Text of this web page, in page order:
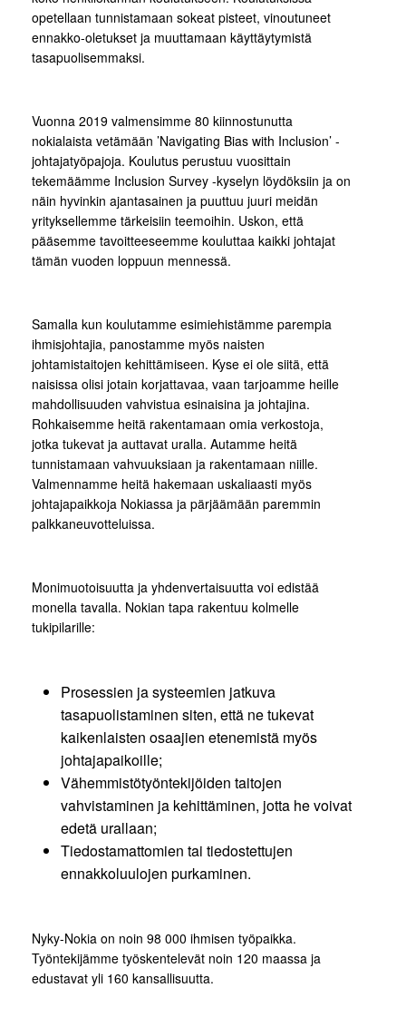
opetellaan tunnistamaan sokeat pisteet, vinoutuneet
ennakko-oletukset ja muuttamaan käyttäytymistä
tasapuolisemmaksi.
Vuonna 2019 valmensimme 80 kiinnostunutta
nokialaista vetämään ’Navigating Bias with Inclusion’ -
johtajatyöpajoja. Koulutus perustuu vuosittain
tekemäämme Inclusion Survey -kyselyn löydöksiin ja on
näin hyvinkin ajantasainen ja puuttuu juuri meidän
yrityksellemme tärkeisiin teemoihin. Uskon, että
pääsemme tavoitteeseemme kouluttaa kaikki johtajat
tämän vuoden loppuun mennessä.
Samalla kun koulutamme esimiehistämme parempia
ihmisjohtajia, panostamme myös naisten
johtamistaitojen kehittämiseen. Kyse ei ole siitä, että
naisissa olisi jotain korjattavaa, vaan tarjoamme heille
mahdollisuuden vahvistua esinaisina ja johtajina.
Rohkaisemme heitä rakentamaan omia verkostoja,
jotka tukevat ja auttavat uralla. Autamme heitä
tunnistamaan vahvuuksiaan ja rakentamaan niille.
Valmennamme heitä hakemaan uskaliaasti myös
johtajapaikkoja Nokiassa ja pärjäämään paremmin
palkkaneuvotteluissa.
Monimuotoisuutta ja yhdenvertaisuutta voi edistää
monella tavalla. Nokian tapa rakentuu kolmelle
tukipilarille:
Prosessien ja systeemien jatkuva
tasapuolistaminen siten, että ne tukevat
kaikenlaisten osaajien etenemistä myös
johtajapaikoille;
Vähemmistötyöntekijöiden taitojen
vahvistaminen ja kehittäminen, jotta he voivat
edetä urallaan;
Tiedostamattomien tai tiedostettujen
ennakkoluulojen purkaminen.
Nyky-Nokia on noin 98 000 ihmisen työpaikka.
Työntekijämme työskentelevät noin 120 maassa ja
edustavat yli 160 kansallisuutta.